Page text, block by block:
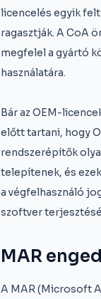
licencelés egyik
ragasztják. A CoA
megfelel a gyártó
használatára.
Bár az OEM-
előtt tartani, hogy
rendszerépítők
telepítenek, és
a végfelhasználó
szoftver
MAR
A MAR (Microsoft